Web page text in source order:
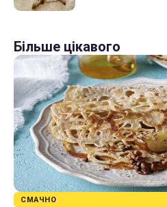
Більше цікавого
СМАЧНО